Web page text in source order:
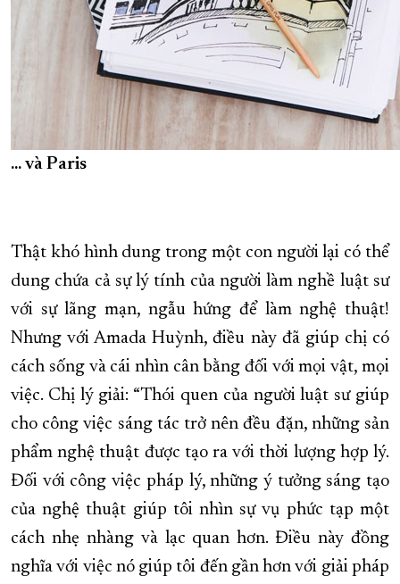
... và Paris
Thật khó hình dung trong một con người lại có thể
dung chứa cả sự lý tính của người làm nghề luật sư
với sự lãng mạn, ngẫu hứng để làm nghệ thuật!
Nhưng với Amada Huỳnh, điều này đã giúp chị có
cách sống và cái nhìn cân bằng đối với mọi vật, mọi
việc. Chị lý giải: “Thói quen của người luật sư giúp
cho công việc sáng tác trở nên đều đặn, những sản
phẩm nghệ thuật được tạo ra với thời lượng hợp lý.
Đối với công việc pháp lý, những ý tưởng sáng tạo
của nghệ thuật giúp tôi nhìn sự vụ phức tạp một
cách nhẹ nhàng và lạc quan hơn. Điều này đồng
nghĩa với việc nó giúp tôi đến gần hơn với giải pháp